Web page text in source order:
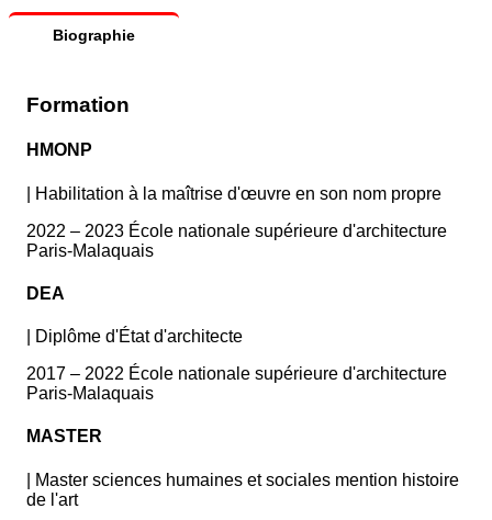
Biographie
Formation
HMONP
Habilitation à la maîtrise d'œuvre en son nom propre
2022 – 2023 École nationale supérieure d'architecture
Paris-Malaquais
DEA
Diplôme d'État d'architecte
2017 – 2022 École nationale supérieure d'architecture
Paris-Malaquais
MASTER
Master sciences humaines et sociales mention histoire
de l'art